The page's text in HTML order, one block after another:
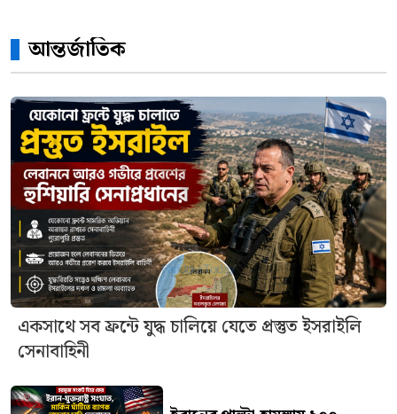
আন্তর্জাতিক
একসাথে সব ফ্রন্টে যুদ্ধ চালিয়ে যেতে প্রস্তুত ইসরাইলি
সেনাবাহিনী